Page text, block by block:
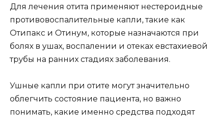
Для лечения отита применяют нестероидные
противовоспалительные капли, такие как
Отипакс и Отинум, которые назначаются при
болях в ушах, воспалении и отеках евстахиевой
трубы на ранних стадиях заболевания.
Ушные капли при отите могут значительно
облегчить состояние пациента, но важно
понимать, какие именно средства подходят